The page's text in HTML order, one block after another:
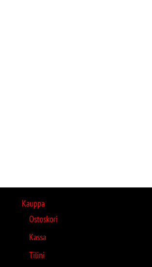
Kauppa
Ostoskori
Kassa
Tilini